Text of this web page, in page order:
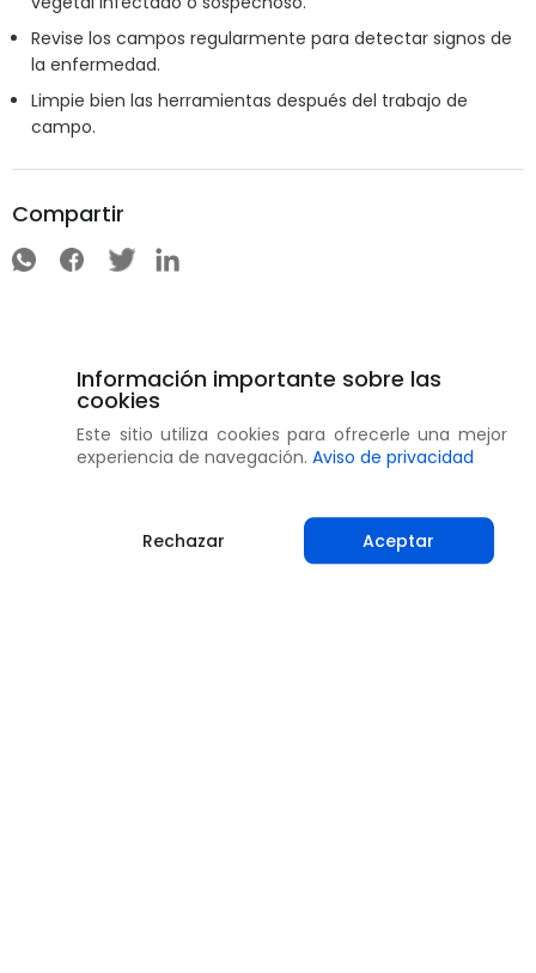
Revise los campos regularmente para detectar signos de
la enfermedad.
Limpie bien las herramientas después del trabajo de
campo.
Compartir
Información importante sobre las
cookies
Este sitio utiliza cookies para ofrecerle una mejor
experiencia de navegación. Aviso de privacidad
Rechazar Aceptar